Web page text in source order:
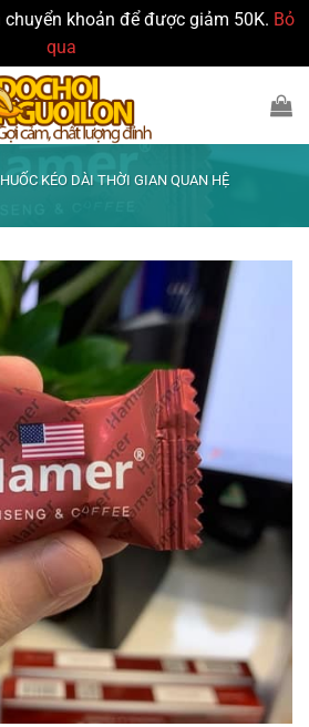
khoản để được giảm 50K. Bỏ
qua
KÉO DÀI THỜI GIAN QUAN HỆ